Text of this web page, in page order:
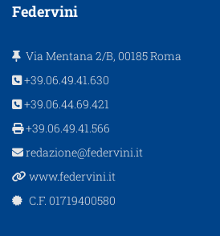
Federvini
Via Mentana 2/B, 00185 Roma
+39.06.49.41.630
+39.06.44.69.421
+39.06.49.41.566
redazione@federvini.it
www.federvini.it
C.F. 01719400580